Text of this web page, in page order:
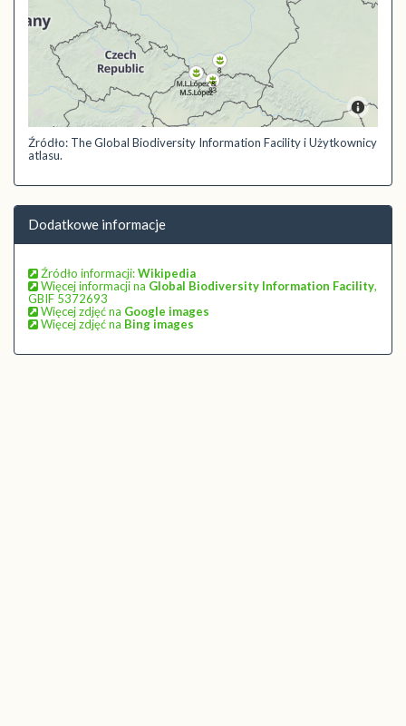
Źródło: The Global Biodiversity Information Facility i Użytkownicy
atlasu.
Dodatkowe informacje
Źródło informacji:Wikipedia
Więcej informacji na Global Biodiversity Information Facility,
GBIF 5372693
Więcej zdjęć na Google images
Więcej zdjęć na Bing images